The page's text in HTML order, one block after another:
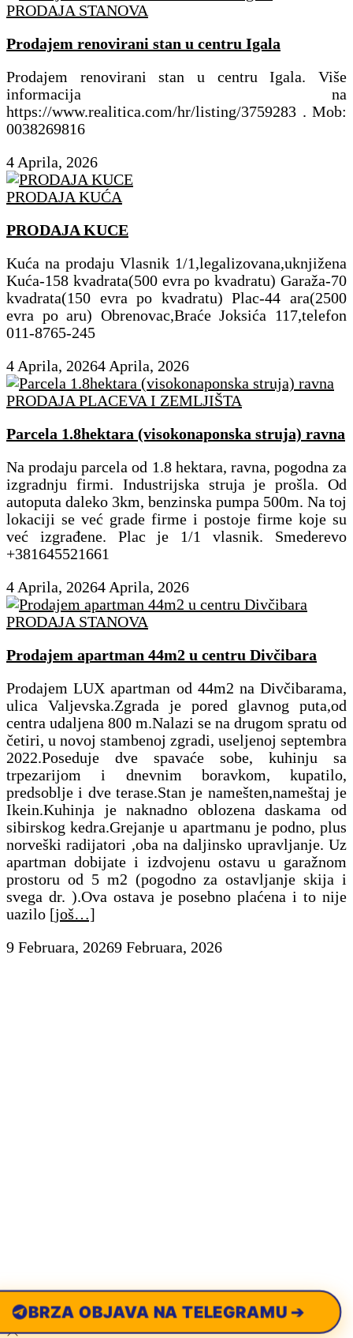
BRZA OBJAVA NA TELEGRAMU ➔
PRODAJA STANOVA
Prodajem renovirani stan u centru Igala
Prodajem renovirani stan u centru Igala. Više
informacija na
https://www.realitica.com/hr/listing/3759283 . Mob:
0038269816
4 Aprila, 2026
PRODAJA KUĆA
PRODAJA KUCE
Kuća na prodaju Vlasnik 1/1,legalizovana,uknjižena
Kuća-158 kvadrata(500 evra po kvadratu) Garaža-70
kvadrata(150 evra po kvadratu) Plac-44 ara(2500
evra po aru) Obrenovac,Braće Joksića 117,telefon
011-8765-245
4 Aprila, 20264 Aprila, 2026
PRODAJA PLACEVA I ZEMLJIŠTA
Parcela 1.8hektara (visokonaponska struja) ravna
Na prodaju parcela od 1.8 hektara, ravna, pogodna za
izgradnju firmi. Industrijska struja je prošla. Od
autoputa daleko 3km, benzinska pumpa 500m. Na toj
lokaciji se već grade firme i postoje firme koje su
već izgrađene. Plac je 1/1 vlasnik. Smederevo
+381645521661
4 Aprila, 20264 Aprila, 2026
PRODAJA STANOVA
Prodajem apartman 44m2 u centru Divčibara
Prodajem LUX apartman od 44m2 na Divčibarama,
ulica Valjevska.Zgrada je pored glavnog puta,od
centra udaljena 800 m.Nalazi se na drugom spratu od
četiri, u novoj stambenoj zgradi, useljenoj septembra
2022.Poseduje dve spavaće sobe, kuhinju sa
trpezarijom i dnevnim boravkom, kupatilo,
predsoblje i dve terase.Stan je namešten,nameštaj je
Ikein.Kuhinja je naknadno oblozena daskama od
sibirskog kedra.Grejanje u apartmanu je podno, plus
norveški radijatori ,oba na daljinsko upravljanje. Uz
apartman dobijate i izdvojenu ostavu u garažnom
prostoru od 5 m2 (pogodno za ostavljanje skija i
svega dr. ).Ova ostava je posebno plaćena i to nije
uazilo [još…]
9 Februara, 20269 Februara, 2026
Scroll